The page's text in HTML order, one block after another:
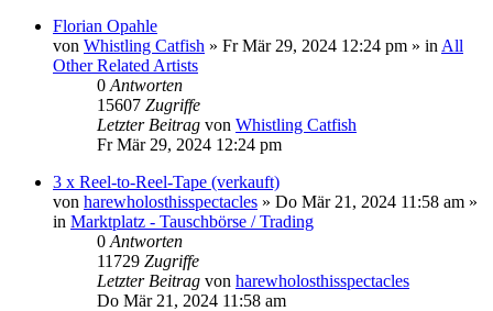
Florian Opahle
von Whistling Catfish » Fr Mär 29, 2024 12:24 pm » in All
Other Related Artists
0 Antworten
15607 Zugriffe
Letzter Beitrag von Whistling Catfish
Fr Mär 29, 2024 12:24 pm
3 x Reel-to-Reel-Tape (verkauft)
von harewholosthisspectacles » Do Mär 21, 2024 11:58 am »
in Marktplatz - Tauschbörse / Trading
0 Antworten
11729 Zugriffe
Letzter Beitrag von harewholosthisspectacles
Do Mär 21, 2024 11:58 am